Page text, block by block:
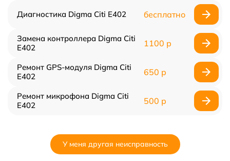
Диагностика Digma Citi E402 бесплатно
Замена контроллера Digma Citi
E402
1100 р
Ремонт GPS-модуля Digma Citi
E402
650 р
Ремонт микрофона Digma Citi
E402
500 р
У меня другая неисправность